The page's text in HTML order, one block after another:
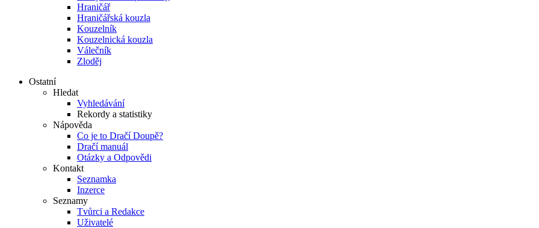
Hraničář
Hraničářská kouzla
Kouzelník
Kouzelnická kouzla
Válečník
Zloděj
Ostatní
Hledat
Vyhledávání
Rekordy a statistiky
Nápověda
Co je to Dračí Doupě?
Dračí manuál
Otázky a Odpovědi
Kontakt
Seznamka
Inzerce
Seznamy
Tvůrci a Redakce
Uživatelé